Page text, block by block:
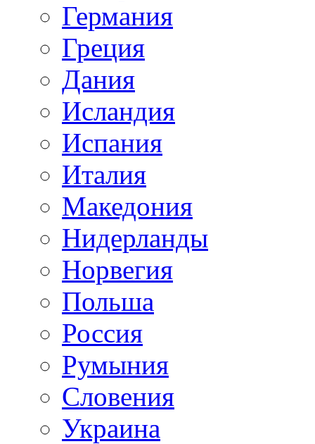
Германия
Греция
Дания
Исландия
Испания
Италия
Македония
Нидерланды
Норвегия
Польша
Россия
Румыния
Словения
Украина